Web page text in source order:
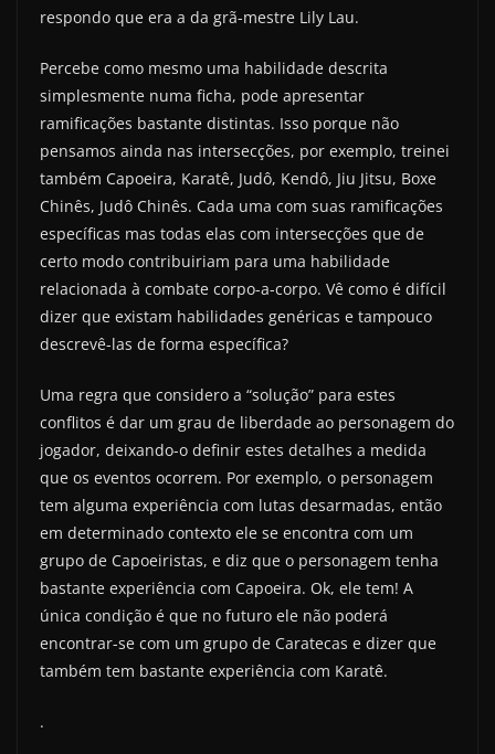
respondo que era a da grã-mestre Lily Lau.
Percebe como mesmo uma habilidade descrita
simplesmente numa ficha, pode apresentar
ramificações bastante distintas. Isso porque não
pensamos ainda nas intersecções, por exemplo, treinei
também Capoeira, Karatê, Judô, Kendô, Jiu Jitsu, Boxe
Chinês, Judô Chinês. Cada uma com suas ramificações
específicas mas todas elas com intersecções que de
certo modo contribuiriam para uma habilidade
relacionada à combate corpo-a-corpo. Vê como é difícil
dizer que existam habilidades genéricas e tampouco
descrevê-las de forma específica?
Uma regra que considero a “solução” para estes
conflitos é dar um grau de liberdade ao personagem do
jogador, deixando-o definir estes detalhes a medida
que os eventos ocorrem. Por exemplo, o personagem
tem alguma experiência com lutas desarmadas, então
em determinado contexto ele se encontra com um
grupo de Capoeiristas, e diz que o personagem tenha
bastante experiência com Capoeira. Ok, ele tem! A
única condição é que no futuro ele não poderá
encontrar-se com um grupo de Caratecas e dizer que
também tem bastante experiência com Karatê.
.